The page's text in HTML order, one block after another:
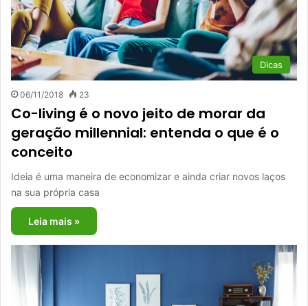
Dicas
06/11/2018 23
Co-living é o novo jeito de morar da
geração millennial: entenda o que é o
conceito
Ideia é uma maneira de economizar e ainda criar novos laços
na sua própria casa
Leia mais »